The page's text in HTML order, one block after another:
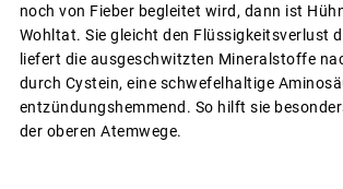
noch von Fieber begleitet wird, dann ist
Wohltat. Sie gleicht den Flüssigkeitsverlust
liefert die ausgeschwitzten Mineralstoffe
durch Cystein, eine schwefelhaltige
entzündungshemmend. So hilft sie
der oberen Atemwege.